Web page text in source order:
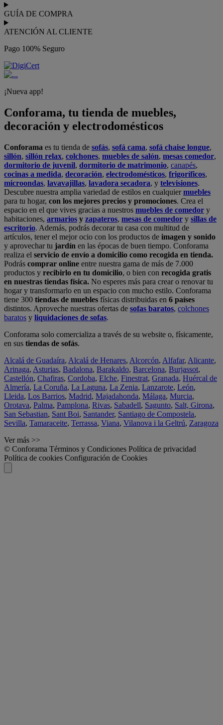
GUÍA DE COMPRA
ATENCIÓN AL CLIENTE
Pago 100% Seguro
¡Nueva app!
Conforama, tu tienda de muebles,
decoración y electrodomésticos
Conforama es tu tienda de sofás, sofá cama, sofá chaise longue,
sillón, sillón relax, colchones, muebles de salón, mesas comedor,
dormitorio de juvenil, dormitorio de matrimonio, canapés,
cocinas a medida, decoración, electrodomésticos, frigoríficos,
microondas, lavavajillas, lavadora secadora, y televisiones.
Descubre nuestra amplia variedad de estilos en cualquiermuebles
para tu hogar, con los mejores precios y promociones. Crea el
espacio en el que vives gracias a nuestros muebles de comedor y
habitaciones, armarios y zapateros, mesas de comedor y sillas de
escritorio. Además, podrás decorar tu casa con multitud de
artículos, tener el mejor ocio con los productos de imagen y sonido
y aprovechar tu jardín en las épocas de buen tiempo. Conforama
realiza el servicio de envío a domicilio como recogida en tienda.
Podrás comprar online entre nuestra gama de más de 7.000
productos y recibirlo en tu domicilio, o bien con recogida gratis
en nuestras tiendas física. No esperes más para crear o renovar tu
hogar y transformarlo en un espacio con mucho estilo. Conforama
tiene 300 tiendas de muebles físicas distribuidas en 6 países
distintos. Aproveche nuestras ofertas de sofas baratos, colchones
baratos y liquidaciones de sofas.
Conforama solo comercializa a través de su website o, físicamente,
en sus tiendas de sofás.
Alcalá de Guadaíra, Alcalá de Henares, Alcorcón, Alfafar, Alicante,
Arinaga, Asturias, Badalona, Barakaldo, Barcelona, Burjassot,
Castellón, Chafiras, Cordoba, Elche, Finestrat, Granada, Huércal de
Almería, La Coruña, La Laguna, La Zenia, Lanzarote, León,
Lleida, Los Barrios, Madrid, Majadahonda, Málaga, Murcia,
Orotava, Palma, Pamplona, Rivas, Sabadell, Sagunto, Salt, Girona,
San Sebastian, Sant Boi, Santander, Santiago de Compostela,
Sevilla, Tamaraceite, Terrassa, Viana, Vilanova i la Geltrú, Zaragoza
Ver más >>
© Conforama Términos y Condiciones Política de privacidad
Política de cookies Configuración de Cookies